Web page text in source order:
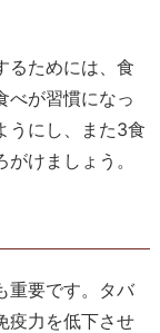
るためには、食
べが習慣になっ
うにし、また3食
けましょう。
重要です。タバ
疫力を低下させ